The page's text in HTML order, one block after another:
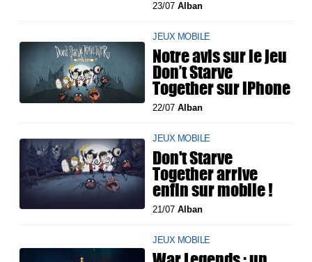
23/07Alban
JEUX MOBILE
Notre avis sur le jeu
Don’t Starve
Together sur iPhone
22/07Alban
JEUX MOBILE
Don't Starve
Together arrive
enfin sur mobile !
21/07Alban
JEUX MOBILE